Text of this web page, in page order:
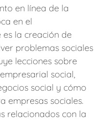
en línea de la
en el
la creación de
problemas sociales
lecciones sobre
social,
social y cómo
empresas sociales.
relacionados con la